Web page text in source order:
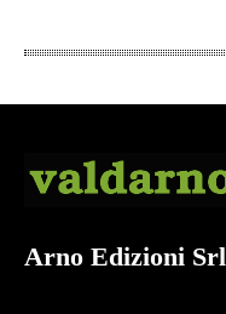
Arno Edizioni Srl